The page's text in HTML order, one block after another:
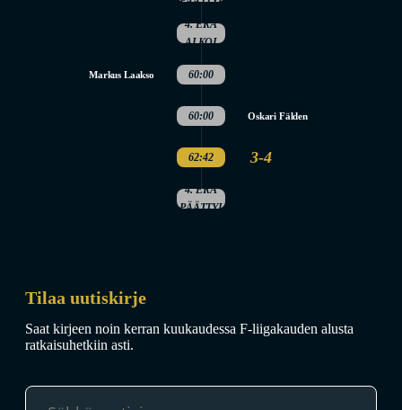
4. ERÄ
ALKOI
Markus Laakso 60:00
60:00 Oskari Fälden
62:42 3-4
4. ERÄ
PÄÄTTYI
Tilaa uutiskirje
Saat kirjeen noin kerran kuukaudessa F-liigakauden alusta
ratkaisuhetkiin asti.